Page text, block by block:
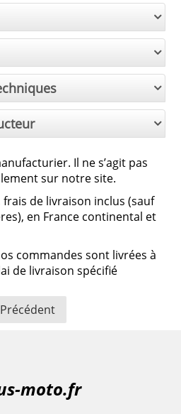
Il ne s’agit pas
sur notre site.
frais de livraison inclus (sauf
en France continental et
commandes sont livrées à
de livraison spécifié
Précédent
moto.fr